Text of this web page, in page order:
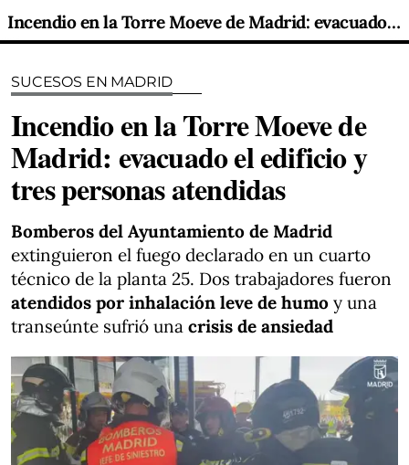
Incendio en la Torre Moeve de Madrid: evacuado el edificio y tres personas atendidas
SUCESOS EN MADRID
Incendio en la Torre Moeve de
Madrid: evacuado el edificio y
tres personas atendidas
Bomberos del Ayuntamiento de Madrid
extinguieron el fuego declarado en un cuarto
técnico de la planta 25. Dos trabajadores fueron
atendidos por inhalación leve de humo y una
transeúnte sufrió una crisis de ansiedad